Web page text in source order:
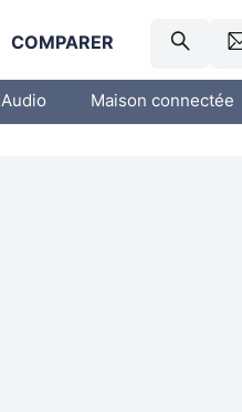
COMPARER
Audio Maison connectée